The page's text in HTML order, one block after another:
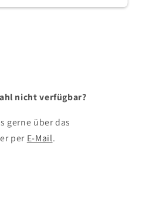
nicht verfügbar?
gerne über das
per E-Mail.